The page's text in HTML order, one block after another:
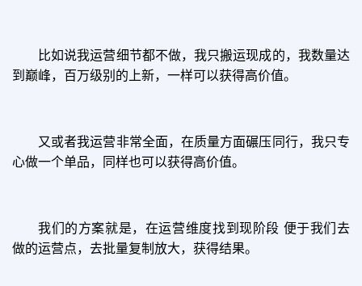
比如说我运营细节都不做，我只搬运现成的，我数量达
到巅峰，百万级别的上新，一样可以获得高价值。
又或者我运营非常全面，在质量方面碾压同行，我只专
心做一个单品，同样也可以获得高价值。
我们的方案就是，在运营维度找到现阶段 便于我们去
做的运营点，去批量复制放大，获得结果。